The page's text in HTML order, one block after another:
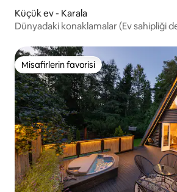
Küçük ev - Karala
Dünyadaki konaklamalar (Ev sahipliği
Misafirlerin favorisi
Misafirlerin favorisi